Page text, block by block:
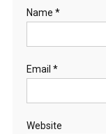
Name *
Email *
Website